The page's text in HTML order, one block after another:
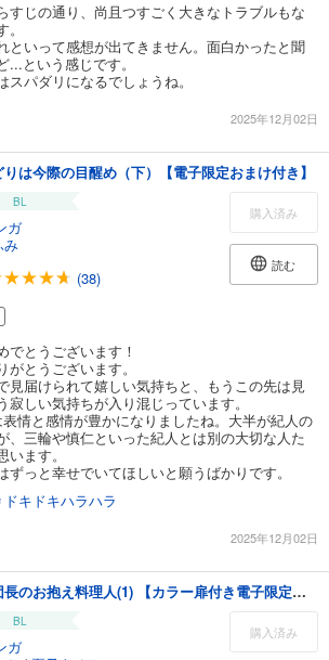
すじの通り、尚且つすごく大きなトラブルもな
といって感想が出てきません。面白かったと聞
という感じです。
パダリになるでしょうね。
2025年12月02日
りは今際の目醒め（下）【電子限定おまけ付き】
BL
ガ
み
(38)
購入済み
読む
でとうございます！
とうございます。
見届けられて嬉しい気持ちと、もうこの先は見
しい気持ちが入り混じっています。
情と感情が豊かになりましたね。大半が紀人の
、三輪や慎仁といった紀人とは別の大切な人た
ます。
ずっと幸せでいてほしいと願うばかりです。
ドキドキハラハラ
2025年12月02日
騎士団長のお抱え料理人(1) 【カラー扉付き電子限定版】
BL
ガ
購入済み